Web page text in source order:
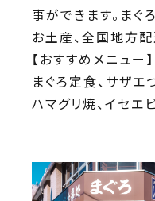
事ができます。まぐ
お土産、全国地方配
【おすすめメニュー】
まぐろ定食、サザエ
ハマグリ焼、イセエ